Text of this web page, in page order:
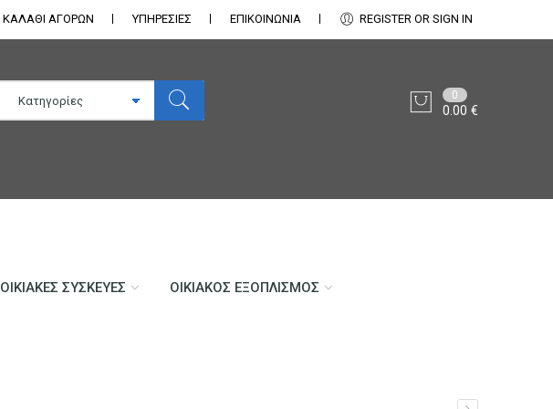
ΚΑΛΑΘΙ ΑΓΟΡΩΝ ΥΠΗΡΕΣΙΕΣ ΕΠΙΚΟΙΝΩΝΊΑ REGISTER OR SIGN IN
0
0.00€
ΟΙΚΙΑΚΈΣ ΣΥΣΚΕΥΈΣ ΟΙΚΙΑΚΌΣ ΕΞΟΠΛΙΣΜΌΣ